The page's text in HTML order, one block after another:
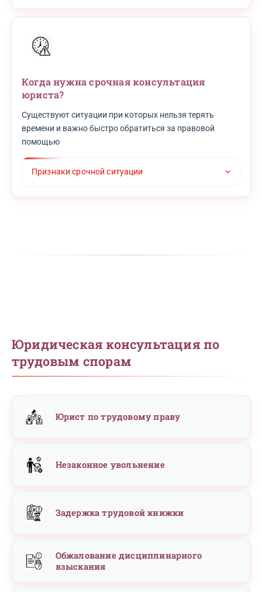
Когда нужна срочная консультация
юриста?
Существуют ситуации при которых нельзя терять
времени и важно быстро обратиться за правовой
помощью
Признаки срочной ситуации
Юридическая консультация по
трудовым спорам
Юрист по трудовому праву
Незаконное увольнение
Задержка трудовой книжки
Обжалование дисциплинарного
взыскания